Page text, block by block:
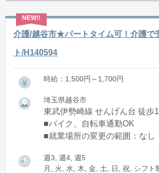
介護/越谷市★パートタイム可！介護で
ト/H140594
時給：1,500円～1,700円
埼玉県越谷市
東武伊勢崎線 せんげん台 徒歩
■バイク、自転車通勤OK
■就業場所の変更の範囲：なし
週3, 週4, 週5
月, 火, 水, 木, 金, 土, 日, 祝, シフト